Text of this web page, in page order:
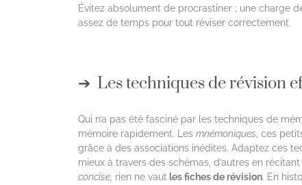
Évitez absolument de procrastiner ; une charge
assez de temps pour tout réviser correctement.
Les techniques de révision
Qui n’a pas été fasciné par les techniques de
mémoire rapidement. Les mnémoniques , ces
grâce à des associations inédites. Adaptez ces
mieux à travers des schémas, d’autres en
concise, rien ne vaut les fiches de révision. En